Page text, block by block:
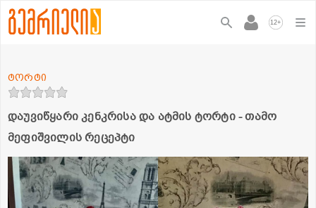
12+
დაუვიწყარი კენკრისა და ატმის ტორტი - თამო
მეფიშვილის რეცეპტი
ტორტი